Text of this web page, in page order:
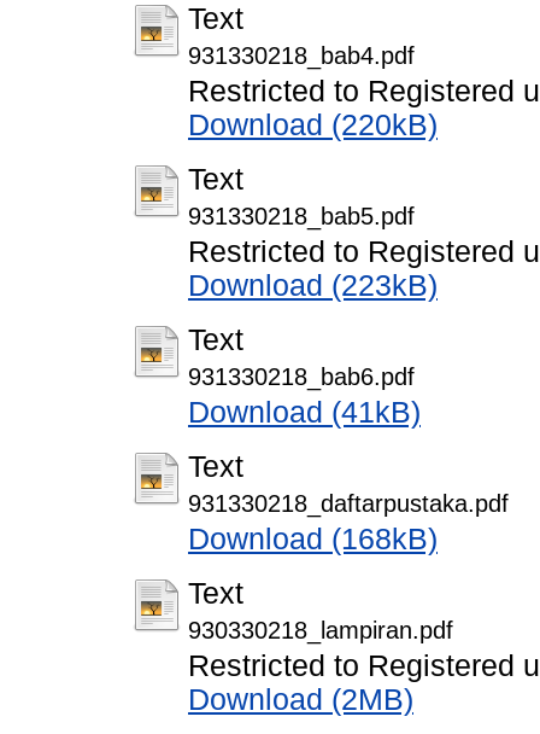
Text
931330218_bab4.pdf
Restricted to Registered
Download (220kB)
Text
931330218_bab5.pdf
Restricted to Registered
Download (223kB)
Text
931330218_bab6.pdf
Download (41kB)
Text
931330218_daftarpustaka.pdf
Download (168kB)
Text
930330218_lampiran.pdf
Restricted to Registered
Download (2MB)